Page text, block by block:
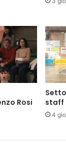
Rosi
staff
4